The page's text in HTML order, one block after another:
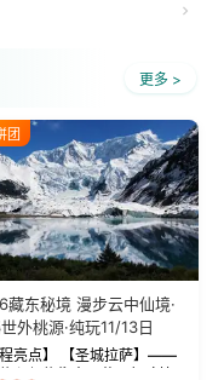
更多 >
团
藏东秘境 漫步云中仙境·
外桃源·纯玩11/13日
程亮点】 【圣城拉萨】——
心与信仰去西藏，行吟拉